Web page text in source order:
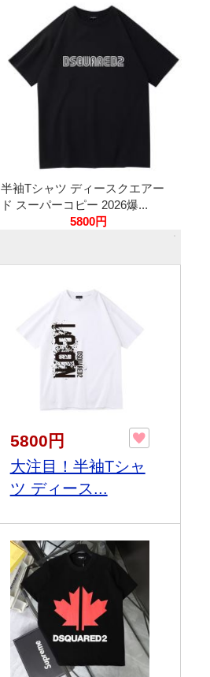
半袖Tシャツ ディースクエアー
ド スーパーコピー 2026爆...
5800円
5800円
大注目！半袖Tシャ
ツ ディース...